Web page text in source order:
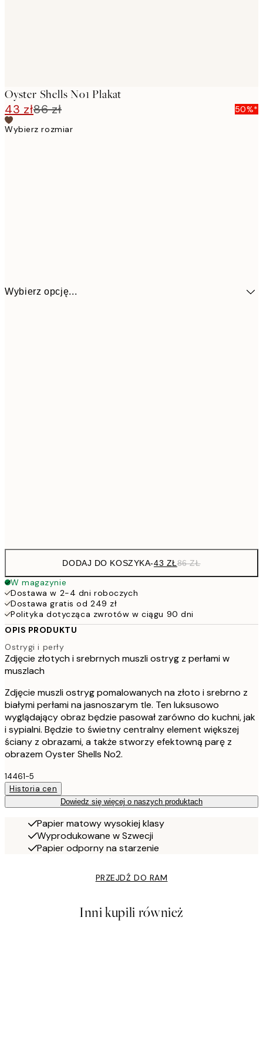
Oyster Shells No1 Plakat
43 zł86 zł
50%*
Wybierz rozmiar
Wybierz opcję...
DODAJ DO KOSZYKA-43 ZŁ 86 ZŁ
W magazynie
Dostawa w 2-4 dni roboczych
Dostawa gratis od 249 zł
Polityka dotycząca zwrotów w ciągu 90 dni
OPIS PRODUKTU
Ostrygi i perły
Zdjęcie złotych i srebrnych muszli ostryg z perłami w
muszlach
Zdjęcie muszli ostryg pomalowanych na złoto i srebrno z
białymi perłami na jasnoszarym tle. Ten luksusowo
wyglądający obraz będzie pasował zarówno do kuchni, jak
i sypialni. Będzie to świetny centralny element większej
ściany z obrazami, a także stworzy efektowną parę z
obrazem Oyster Shells No2.
14461-5
Historia cen
Dowiedz się więcej o naszych produktach
Papier matowy wysokiej klasy
Wyprodukowane w Szwecji
Papier odporny na starzenie
PRZEJDŹ DO RAM
Inni kupili również